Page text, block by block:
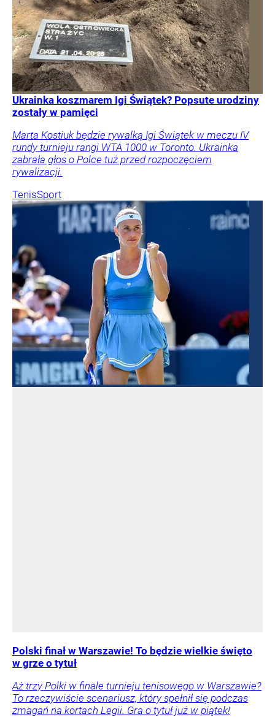
Ukrainka koszmarem Igi Świątek? Popsute urodziny
zostały w pamięci
Marta Kostiuk będzie rywalką Igi Świątek w meczu IV
rundy turnieju rangi WTA 1000 w Toronto. Ukrainka
zabrała głos o Polce tuż przed rozpoczęciem
rywalizacji.
TenisSport
Polski finał w Warszawie! To będzie wielkie święto
w grze o tytuł
Aż trzy Polki w finale turnieju tenisowego w Warszawie?
To rzeczywiście scenariusz, który spełnił się podczas
zmagań na kortach Legii. Gra o tytuł już w piątek!